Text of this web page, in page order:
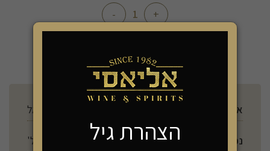
+
-
ארץ ייצור ישראל
נפח הצהרת גיל